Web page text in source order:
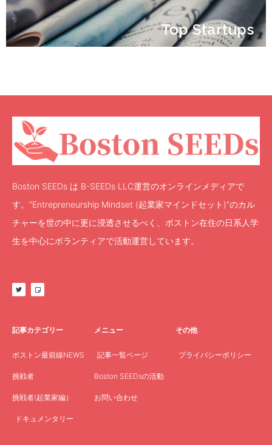
Top Startups
Boston SEEDs は B-SEEDs LLC運営のオンラインメディアで
す。”Entrepreneurship Mindset (起業家マインドセット)”のカル
チャーを世の中に更に浸透させるべく、ボストン在住の日系人学
生を中心にボランティアで活動運営しています。
記事カテゴリー
ボストン最前線NEWS
挑戦者
挑戦者(起業家編）
ドキュメンタリー
メニュー
記事一覧ページ
Boston SEEDsの活動
お問い合わせ
その他
プライバシーポリシー